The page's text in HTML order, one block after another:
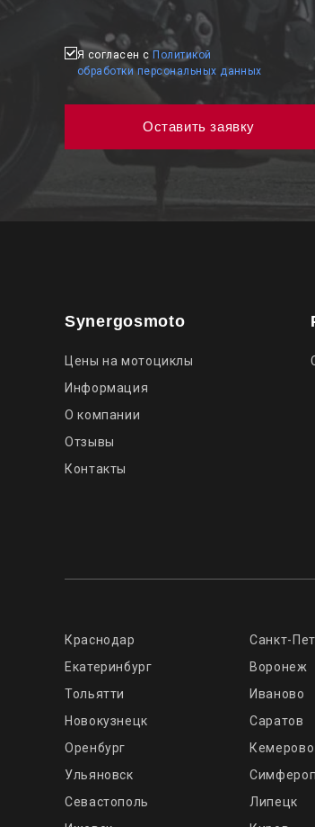
Я согласен с Политикой
обработки персональных данных
Synergosmoto
Цены на мотоциклы
Информация
О компании
Отзывы
Контакты
Краснодар Санкт-
Екатеринбург
Воронеж
Тольятти
Иваново
Новокузнецк
Саратов
Оренбург
Кемерово
Ульяновск
Севастополь
Липецк